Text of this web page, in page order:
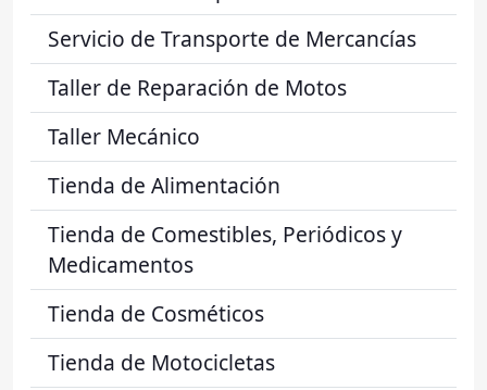
Servicio de Transporte de Mercancías
Taller de Reparación de Motos
Taller Mecánico
Tienda de Alimentación
Tienda de Comestibles, Periódicos y
Medicamentos
Tienda de Cosméticos
Tienda de Motocicletas